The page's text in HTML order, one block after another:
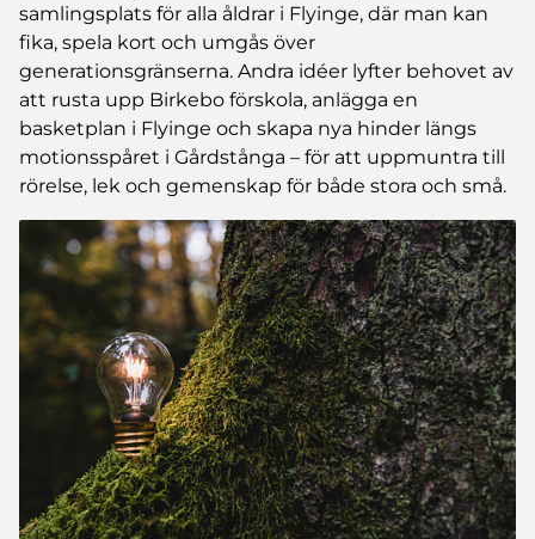
samlingsplats för alla åldrar i Flyinge, där man kan
fika, spela kort och umgås över
generationsgränserna. Andra idéer lyfter behovet av
att rusta upp Birkebo förskola, anlägga en
basketplan i Flyinge och skapa nya hinder längs
motionsspåret i Gårdstånga – för att uppmuntra till
rörelse, lek och gemenskap för både stora och små.